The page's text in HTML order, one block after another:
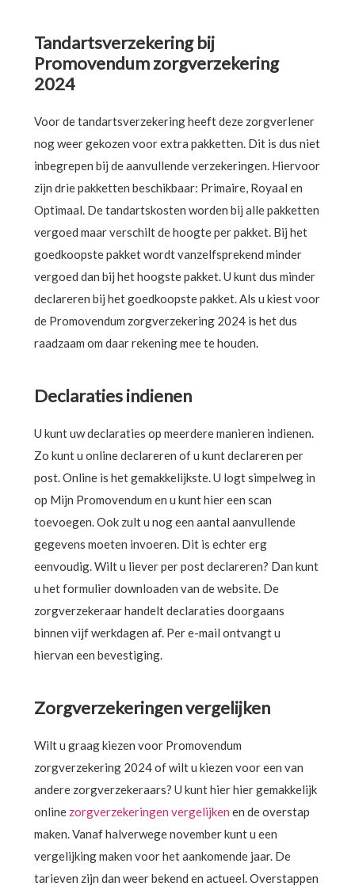
Tandartsverzekering bij
Promovendum zorgverzekering
2024
Voor de tandartsverzekering heeft deze zorgverlener
nog weer gekozen voor extra pakketten. Dit is dus niet
inbegrepen bij de aanvullende verzekeringen. Hiervoor
zijn drie pakketten beschikbaar: Primaire, Royaal en
Optimaal. De tandartskosten worden bij alle pakketten
vergoed maar verschilt de hoogte per pakket. Bij het
goedkoopste pakket wordt vanzelfsprekend minder
vergoed dan bij het hoogste pakket. U kunt dus minder
declareren bij het goedkoopste pakket. Als u kiest voor
de Promovendum zorgverzekering 2024 is het dus
raadzaam om daar rekening mee te houden.
Declaraties indienen
U kunt uw declaraties op meerdere manieren indienen.
Zo kunt u online declareren of u kunt declareren per
post. Online is het gemakkelijkste. U logt simpelweg in
op Mijn Promovendum en u kunt hier een scan
toevoegen. Ook zult u nog een aantal aanvullende
gegevens moeten invoeren. Dit is echter erg
eenvoudig. Wilt u liever per post declareren? Dan kunt
u het formulier downloaden van de website. De
zorgverzekeraar handelt declaraties doorgaans
binnen vijf werkdagen af. Per e-mail ontvangt u
hiervan een bevestiging.
Zorgverzekeringen vergelijken
Wilt u graag kiezen voor Promovendum
zorgverzekering 2024 of wilt u kiezen voor een van
andere zorgverzekeraars? U kunt hier hier gemakkelijk
online zorgverzekeringen vergelijken en de overstap
maken. Vanaf halverwege november kunt u een
vergelijking maken voor het aankomende jaar. De
tarieven zijn dan weer bekend en actueel. Overstappen